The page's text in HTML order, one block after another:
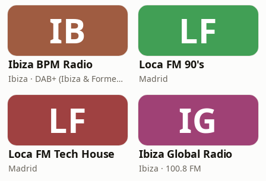
IB
Ibiza BPM Radio
Ibiza · DAB+ (Ibiza & Formentera, Madrid, Barcelona)
LF
Loca FM 90's
Madrid
LF
Loca FM Tech House
Madrid
IG
Ibiza Global Radio
Ibiza · 100.8 FM